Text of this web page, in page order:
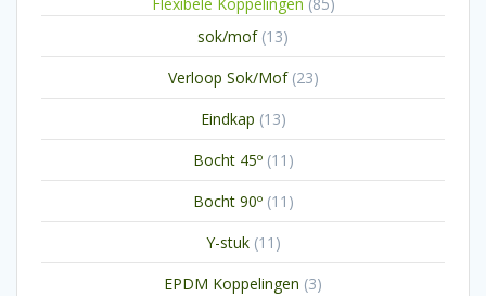
sok/mof 1313
producten
Verloop Sok/Mof 2323
producten
Eindkap 1313
producten
Bocht 45º 11 11
producten
Bocht 90º 11 11
producten
Y-stuk 11 11
producten
EPDM Koppelingen 33